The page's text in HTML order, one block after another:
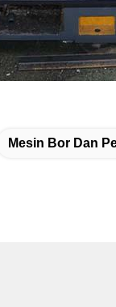
Mesin Bor Dan